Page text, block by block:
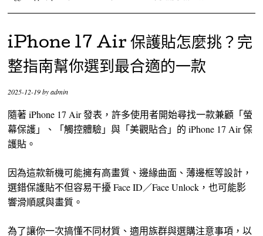
iPhone 17 Air 保護貼怎麼挑？完
整指南幫你選到最合適的一款
2025-12-19byadmin
隨著 iPhone 17 Air 發表，許多使用者開始尋找一款兼顧「螢
幕保護」、「觸控體驗」與「美觀貼合」的 iPhone 17 Air 保
護貼。
因為這款新機可能擁有高畫質、邊緣曲面、薄邊框等設計，
選錯保護貼不但容易干擾 Face ID／Face Unlock，也可能影
響滑順感與畫質。
為了讓你一次搞懂不同材質、適用族群與選購注意事項，以